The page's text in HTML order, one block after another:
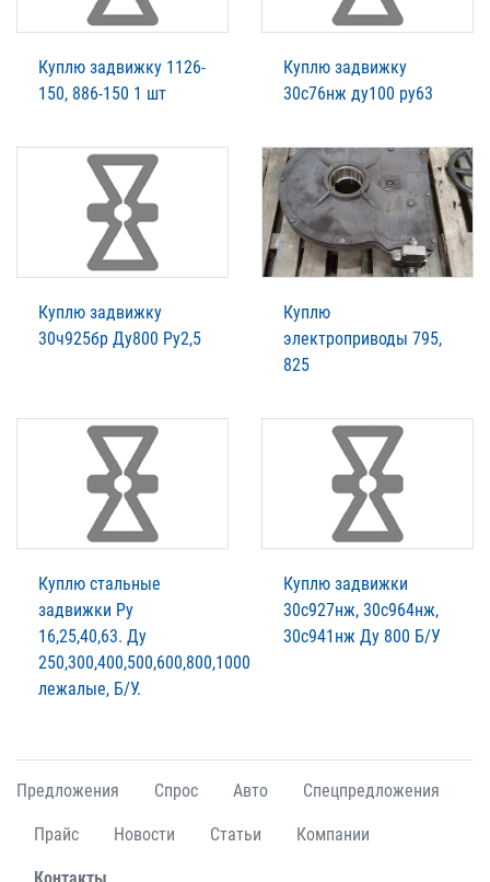
Куплю задвижку 1126-
150, 886-150 1 шт
Куплю задвижку
30с76нж ду100 ру63
Куплю задвижку
30ч925бр Ду800 Ру2,5
Куплю
электроприводы 795,
825
Куплю стальные
задвижки Ру
16,25,40,63. Ду
250,300,400,500,600,800,1000
лежалые, Б/У.
Куплю задвижки
30с927нж, 30с964нж,
30с941нж Ду 800 Б/У
Предложения Спрос Авто Спецпредложения
Прайс Новости Статьи Компании